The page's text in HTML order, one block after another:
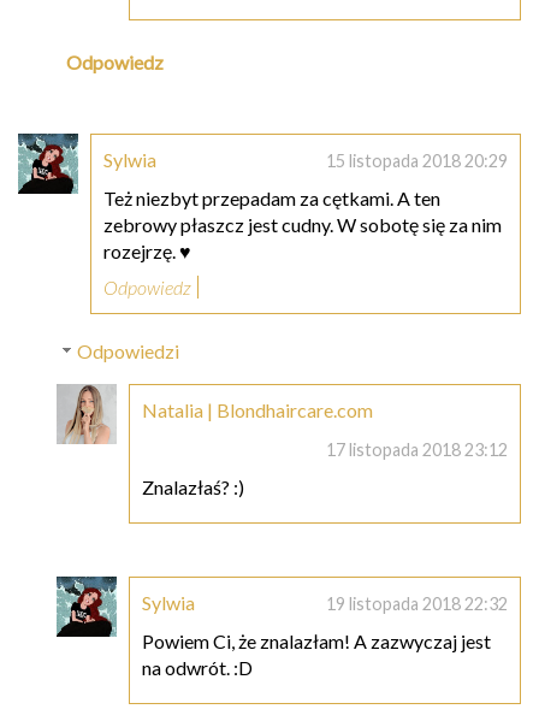
Odpowiedz
Sylwia 15 listopada 2018 20:29
Też niezbyt przepadam za cętkami. A ten
zebrowy płaszcz jest cudny. W sobotę się za nim
rozejrzę. ♥
Odpowiedz
Odpowiedzi
Natalia | Blondhaircare.com
17 listopada 2018 23:12
Znalazłaś? :)
Sylwia 19 listopada 2018 22:32
Powiem Ci, że znalazłam! A zazwyczaj jest
na odwrót. :D